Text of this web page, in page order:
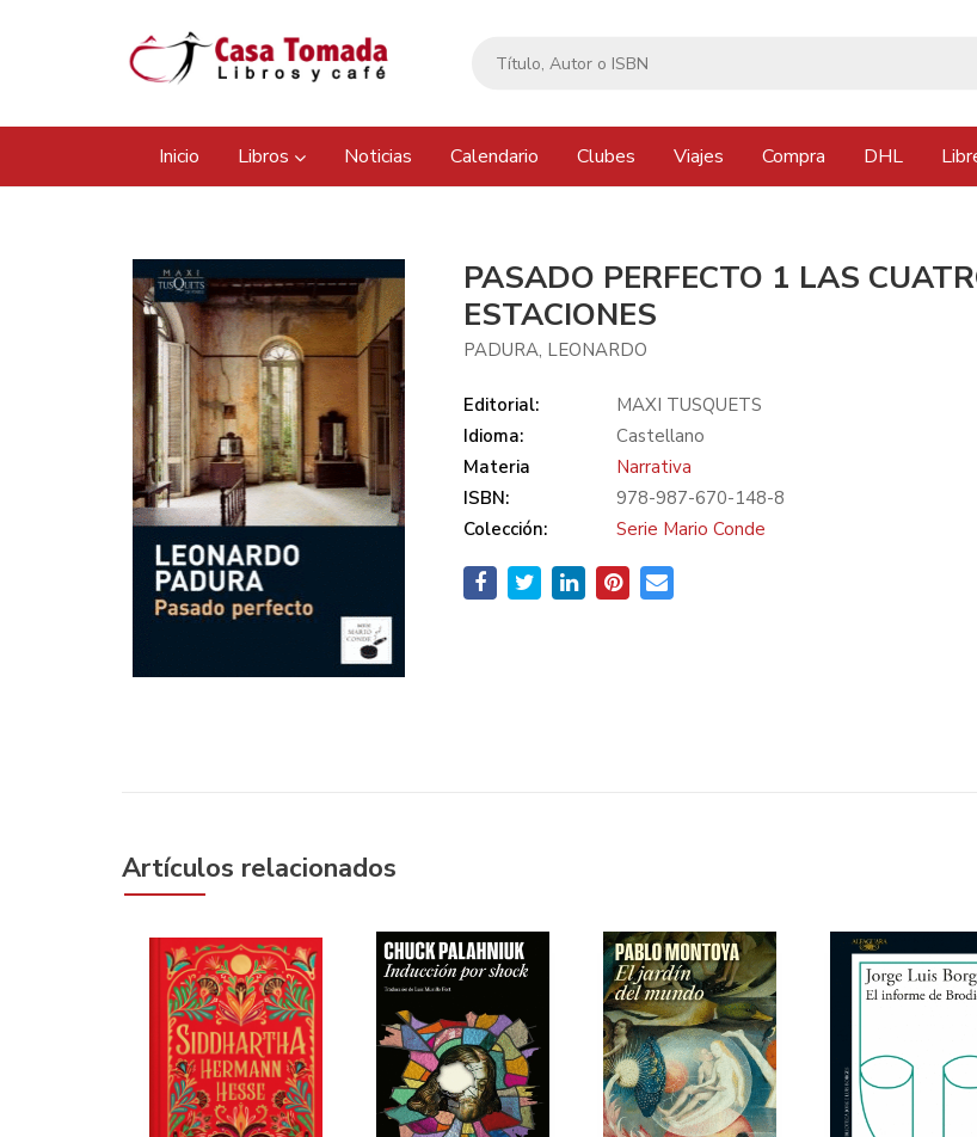
Inicio Libros Noticias Calendario Clubes Viajes Compra DHL
PASADO PERFECTO 1 LAS
ESTACIONES
PADURA, LEONARDO
Editorial:
MAXI TUSQUETS
Idioma:
Castellano
Materia
Narrativa
ISBN:
978-987-670-148-8
Colección:
Serie Mario Conde
Artículos relacionados